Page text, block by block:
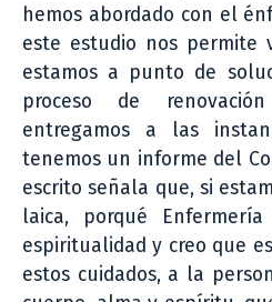
hemos abordado con el
este estudio nos permite
estamos a punto de
proceso de
entregamos a las
tenemos un informe del
escrito señala que, si
laica, porqué
espiritualidad y creo que
estos cuidados, a la